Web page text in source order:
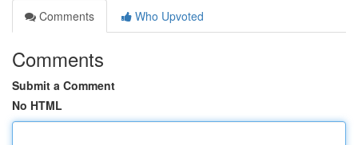
Comments
Who Upvoted
Comments
Submit a Comment
No HTML